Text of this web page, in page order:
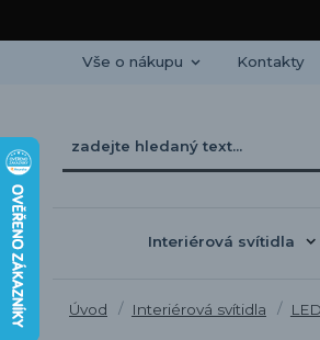
Vše o nákupu Kontakty
Interiérová svítidla
Úvod Interiérová svítidla